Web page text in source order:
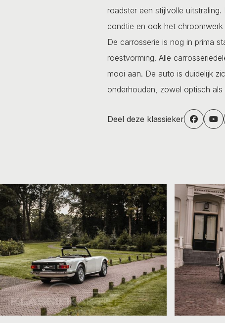
roadster een stijlvolle
condtie en ook het
De carrosserie is nog in prima
roestvorming. Alle
mooi aan. De auto is duidelijk
onderhouden, zowel optisch als
Deel deze klassieker